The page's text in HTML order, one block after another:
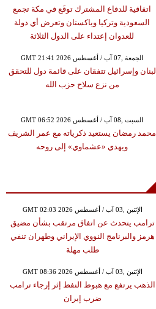
اتفاقية للدفاع المشترك توقَع في مكة تجمع
السعودية وتركيا وباكستان وتعرض أي دولة
للعدوان إعتداء على الدول الثلاثة
GMT 21:41 2026 الجمعة ,07 آب / أغسطس
لبنان وإسرائيل تتفقان على قائمة دول للتحقق
من نزع سلاح حزب الله
GMT 06:52 2026 السبت ,08 آب / أغسطس
محمد رمضان يستعيد ذكرياته مع عمر الشريف
ويهدي «عشماوي» إلى روحه
GMT 02:03 2026 الإثنين ,03 آب / أغسطس
ترامب يتحدث عن اتفاق مرتقب بشأن مضيق
هرمز والبرنامج النووي الإيراني وطهران تنفي
طلب مهلة
GMT 08:36 2026 الإثنين ,03 آب / أغسطس
الذهب يرتفع مع هبوط النفط إثر إرجاء ترامب
ضرب إيران